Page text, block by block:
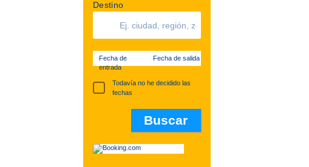
Destino
Fecha de
entrada
Fecha de salida
Todavía no he decidido las
fechas